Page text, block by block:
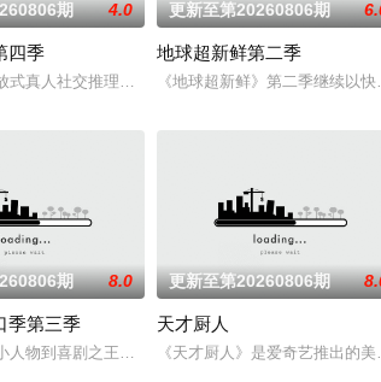
盼着开宴瞬
恋爱故事，他们历经命运选择、心动拉扯与现实
期 4.0
四季
式真人社交推理游戏综艺。由刘宇宁、金靖、张凌赫
更新至第20260806期
地球超新鲜第二季
《地球超新鲜》第二季继续以
给站完成挑
，看姐姐们如何见招拆招，畅聊人生
期 8.0
季第三季
人物到喜剧之王的故事，汇聚来自全国各地脱口秀俱
更新至第20260806期
天才厨人
《天才厨人》是爱奇艺推出的